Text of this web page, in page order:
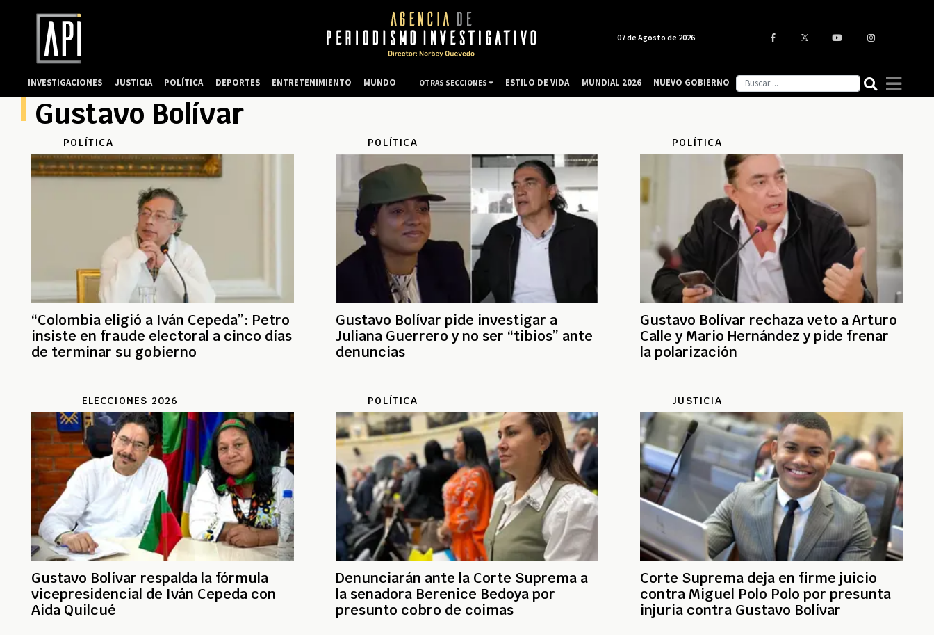
Gustavo Bolívar
POLÍTICA
“Colombia eligió a Iván Cepeda”: Petro
insiste en fraude electoral a cinco días
de terminar su gobierno
POLÍTICA
Gustavo Bolívar pide investigar a
Juliana Guerrero y no ser “tibios” ante
denuncias
POLÍTICA
Gustavo Bolívar rechaza veto a Arturo
Calle y Mario Hernández y pide frenar
la polarización
ELECCIONES 2026
Gustavo Bolívar respalda la fórmula
vicepresidencial de Iván Cepeda con
Aida Quilcué
POLÍTICA
Denunciarán ante la Corte Suprema a
la senadora Berenice Bedoya por
presunto cobro de coimas
JUSTICIA
Corte Suprema deja en firme juicio
contra Miguel Polo Polo por presunta
injuria contra Gustavo Bolívar
07 de Agosto de 2026
INVESTIGACIONES JUSTICIA POLÍTICA DEPORTES ENTRETENIMIENTO MUNDO OTRAS SECCIONES ESTILO DE VIDA MUNDIAL 2026 NUEVO GOBIERNO